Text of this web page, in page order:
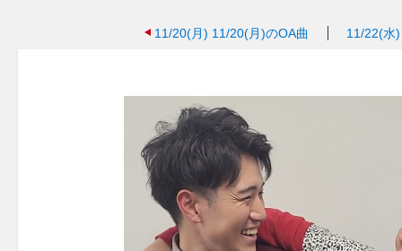
11/20(月) 11/20(月)のOA曲 11/22(水)